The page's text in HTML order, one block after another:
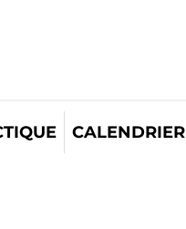
CALENDRIER